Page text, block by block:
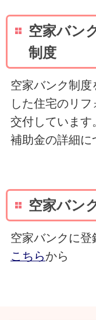
空家バン
制度
空家バンク制
した住宅のリ
交付しています
補助金の詳細に
空家バン
空家バンクに登
こちらから